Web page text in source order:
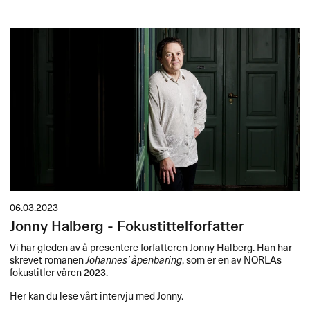
06.03.2023
Jonny Halberg - Fokustittelforfatter
Vi har gleden av å presentere forfatteren Jonny Halberg. Han har
skrevet romanenJohannes’ åpenbaring, som er en av NORLAs
fokustitler våren 2023.
Her kan du lese vårt intervju med Jonny.